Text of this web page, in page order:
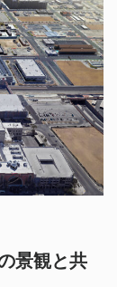
景観と共